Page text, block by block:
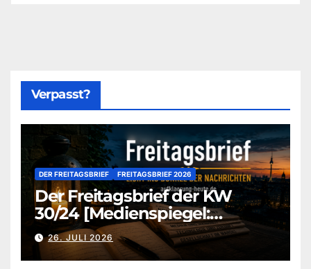
Verpasst?
DER FREITAGSBRIEF FREITAGSBRIEF 2026
Der Freitagsbrief der KW
30/24 [Medienspiegel:
aufklaerung-heute-de]
26. JULI 2026